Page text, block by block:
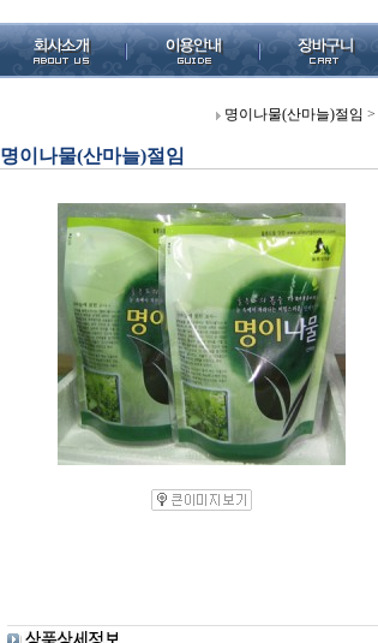
명이나물(산마늘)절임 >
명이나물(산마늘)절임